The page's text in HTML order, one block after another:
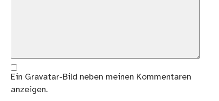
Ein Gravatar-Bild neben meinen Kommentaren
anzeigen.